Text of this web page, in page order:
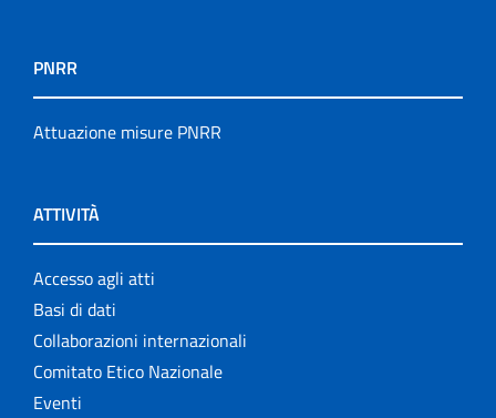
PNRR
Attuazione misure PNRR
ATTIVITÀ
Accesso agli atti
Basi di dati
Collaborazioni internazionali
Comitato Etico Nazionale
Eventi